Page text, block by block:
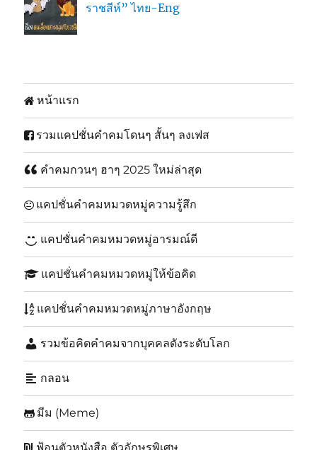
ราชสีห์” ไทย-Eng
หน้าแรก
รวมแคปชั่นคำคมโดนๆ สั้นๆ ลงเฟส
คำคมกวนๆ ฮาๆ 2025 ใหม่ล่าสุด
แคปชั่นคำคมหมวดหมู่ความรู้สึก
แคปชั่นคำคมหมวดหมู่อารมณ์ดี
แคปชั่นคำคมหมวดหมู่ให้ข้อคิด
แคปชั่นคำคมหมวดหมู่ภาษาอังกฤษ
รวมข้อคิดคำคมจากบุคคลดังระดับโลก
กลอน
มีม (Meme)